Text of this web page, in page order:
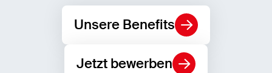
Unsere Benefits
Jetzt bewerben
Matomo